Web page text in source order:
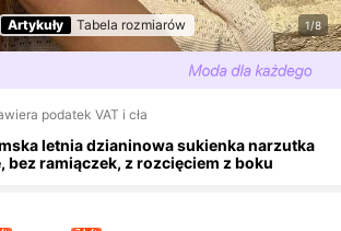
Artykuły Tabela rozmiarów 1/8
podatek VAT i cła
letnia dzianinowa sukienka narzutka
bez ramiączek, z rozcięciem z boku